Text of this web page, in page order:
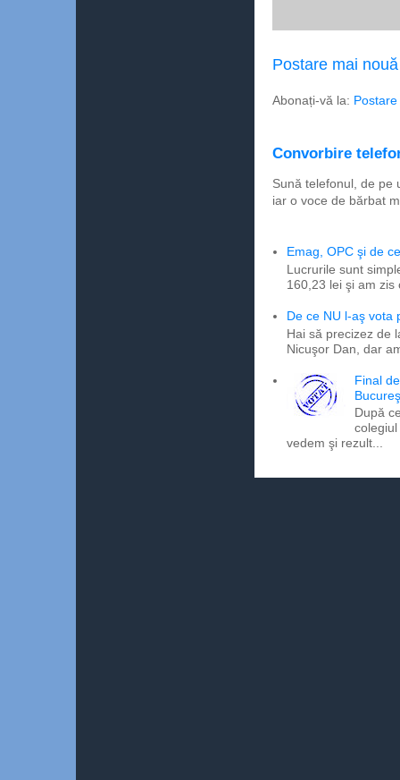
Postare mai nouă
Abonați-vă la:
Convorbire
Sună telefonul, de pe
iar o voce de bărbat
Emag, OPC şi de
Lucrurile sunt
160,23 lei şi am
De ce NU l-aş vota
Hai să precizez de
Nicuşor Dan, dar
Final
După
vedem şi rezult...